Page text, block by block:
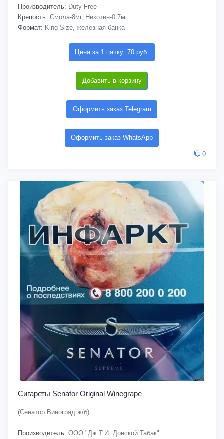
Производитель: Duty Free
Крепость: Смола-8мг, Никотин-0.7мг
Формат: King Size, железная банка
Цена за 1 пачку: 70 руб.
Добавить в корзину
Оформить заказ Telegram
Оформить заказ WhatsApp
0
Сигареты Senator Original Winegrape
(Сенатор Виноград ж/б)
Производитель: ООО "Дж.Т.И. Донской Табак"